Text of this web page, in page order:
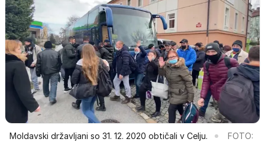
Moldavski državljani so 31. 12. 2020 obtičali v Celju.
FOTO: